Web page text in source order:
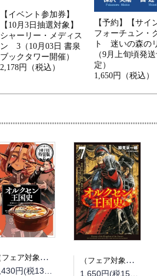
【イベント参加券】
【10月3日抽選対象】
シャーリー・メディス
ン 3（10月03日 書泉
ブックタワー開催）
2,178円（税込）
【予約】【サイ
フォーチュン・
ト 迷いの森の
（9月上旬頃発
定）
1,650円（税込）
（フェア対象商品）【予約】【特典付き】オルクセン王国史~野蛮なオークの国は、如何にして平和なエルフの国を焼き払うに至ったか~ 7 小冊子付き特装版（08/25頃発送予定）
（フェア対象商品）【予約】【特典付き】オルクセン王国史~野蛮なオークの国は、如何にして平和なエルフの国を焼き払うに至ったか~ 7（08/12頃発送予定）